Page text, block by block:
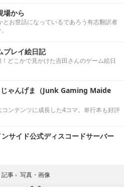
場から
とお世話になっているであろう有志翻訳者
プレイ絵日記
どこかで見かけた吉田さんのゲーム絵日
じゃんげま（Junk Gaming Maide
ンテンツに成長した4コマ。単行本も好評
サイド公式ディスコードサーバー
記事 › 写真・画像